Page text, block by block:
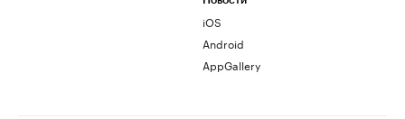
iOS
Android
AppGallery